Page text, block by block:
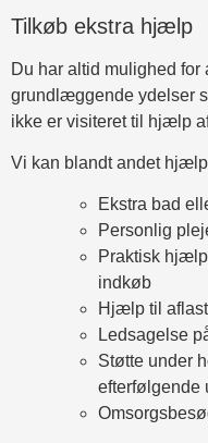
Tilkøb ekstra hjælp
Du har altid mulighed
grundlæggende ydelser
ikke er visiteret til hjælp
Vi kan blandt andet
Ekstra bad
Personlig
Praktisk
indkøb
Hjælp til
Ledsagelse
Støtte under
efterfølgende